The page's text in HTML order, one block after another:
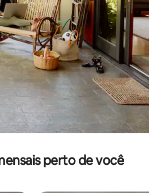
perto de você